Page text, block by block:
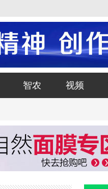
智农 视频